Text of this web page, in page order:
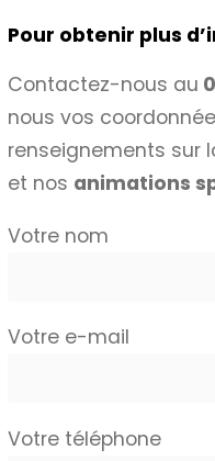
Pour obtenir plus
Contactez-nous au
nous vos
renseignements sur
et nos animations
Votre nom
Votre e-mail
Votre téléphone